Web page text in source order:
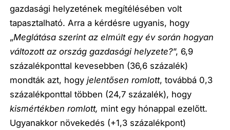
gazdasági helyzetének megítélésében volt
tapasztalható. Arra a kérdésre ugyanis, hogy
„Meglátása szerint az elmúlt egy év során hogyan
változott az ország gazdasági helyzete?”, 6,9
százalékponttal kevesebben (36,6 százalék)
mondták azt, hogyjelentősen romlott, továbbá 0,3
százalékponttal többen (24,7 százalék), hogy
kismértékben romlott, mint egy hónappal ezelőtt.
Ugyanakkor növekedés (+1,3 százalékpont)